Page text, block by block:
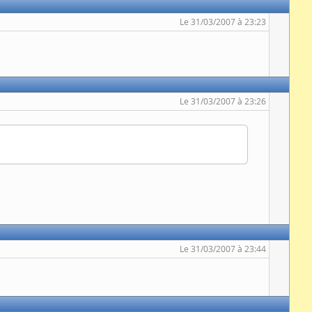
Le 31/03/2007 à 23:23
Le 31/03/2007 à 23:26
Le 31/03/2007 à 23:44